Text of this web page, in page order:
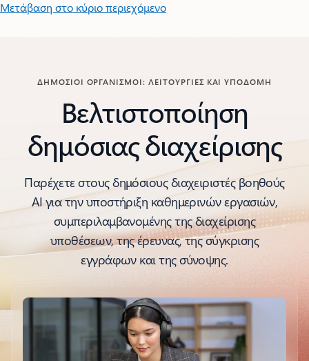
Μετάβαση στο κύριο περιεχόμενο
ΔΗΜΌΣΙΟΙ ΟΡΓΑΝΙΣΜΟΊ: ΛΕΙΤΟΥΡΓΊΕΣ ΚΑΙ ΥΠΟΔΟΜΉ
Βελτιστοποίηση
δημόσιας διαχείρισης
Παρέχετε στους δημόσιους διαχειριστές βοηθούς
AI για την υποστήριξη καθημερινών εργασιών,
συμπεριλαμβανομένης της διαχείρισης
υποθέσεων, της έρευνας, της σύγκρισης
εγγράφων και της σύνοψης.